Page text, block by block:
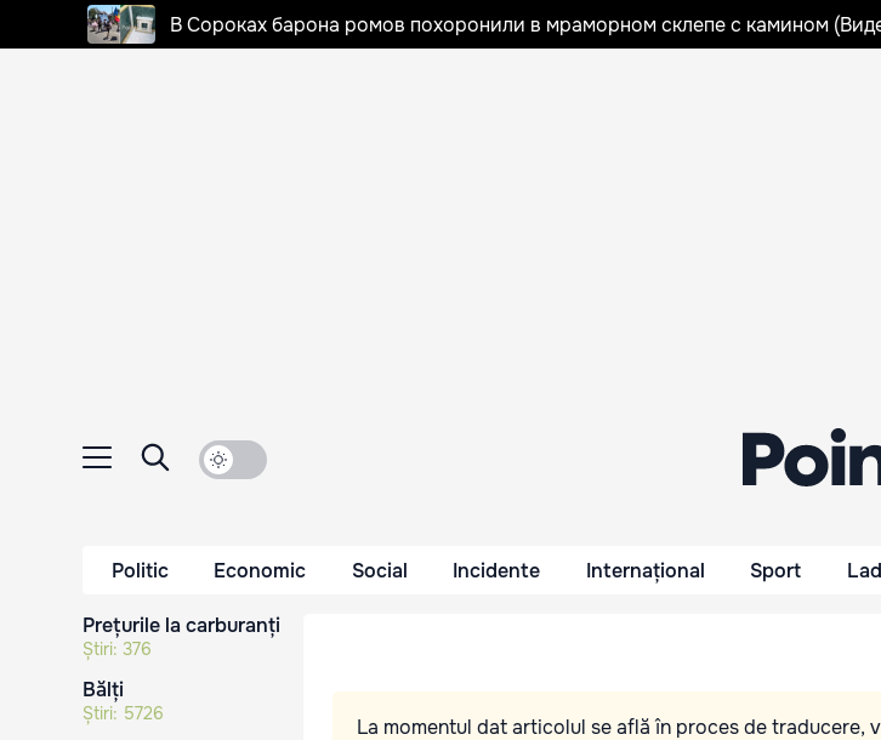
В Сороках барона ромов похоронили в мраморном склепе с камином
Politic Economic Social Incidente Internațional Sport
Prețurile la carburanți
Știri: 376
Bălți
Știri: 5726
La momentul dat articolul se află în proces de traducere,